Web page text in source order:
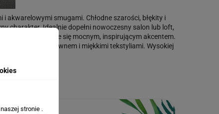
smugami. Chłodne szarości, błękity i
charakter. Idealnie dopełni nowoczesny salon lub loft,
stanie się mocnym, inspirującym akcentem.
metalem, drewnem i miękkimi tekstyliami. Wysokiej
zdjęcia.
stronie .